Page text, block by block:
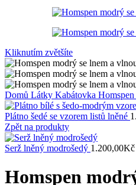
Kliknutím zvětšíte
Domů Látky Kabátovka Homspen
Plátno šedé se vzorem listů lněné
Zpět na produkty
Serž lněný modrošedý 1.200,00Kč
Homspen